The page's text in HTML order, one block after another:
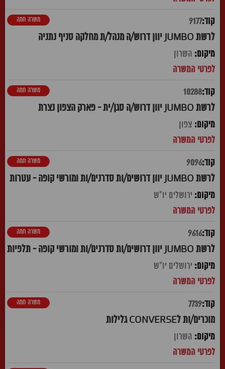
9177
לרשת JUMBO יוון דרוש/ה מנהל/ת מחלקה סניף נתניה
משרה חמה
השרון
10288
לרשת JUMBO יוון דרוש/ה סגן/ית - פארק הצפון נצרת
משרה חמה
צפון
9096
לרשת JUMBO יוון דרושים/ות סדרנים/ות ומורשי קופה - עטרות
משרה חמה
ירושלים יו"ש
9616
לרשת JUMBO יוון דרושים/ות סדרנים/ות ומורשי קופה - תלפיות
משרה חמה
ירושלים יו"ש
7739
מוכרים/ות לCONVERSE גלילות
משרה חמה
השרון